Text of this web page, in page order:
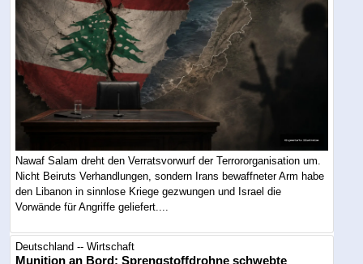
Nawaf Salam dreht den Verratsvorwurf der Terrororganisation um.
Nicht Beiruts Verhandlungen, sondern Irans bewaffneter Arm habe
den Libanon in sinnlose Kriege gezwungen und Israel die
Vorwände für Angriffe geliefert....
Deutschland -- Wirtschaft
Munition an Bord: Sprengstoffdrohne schwebte